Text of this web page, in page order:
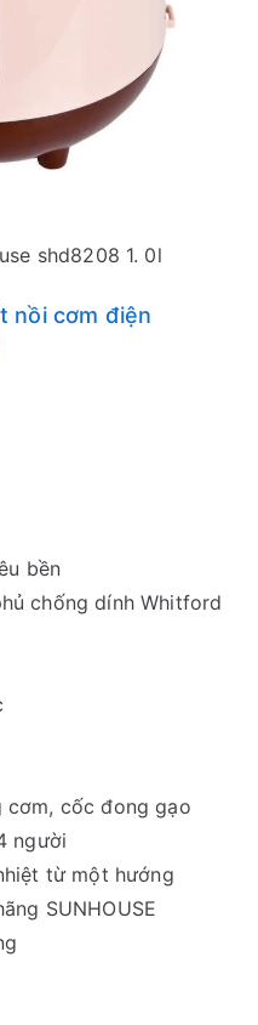
shd8208 1. 0l
nồi cơm điện
bền
chống dính Whitford
cơm, cốc đong gạo
người
từ một hướng
SUNHOUSE